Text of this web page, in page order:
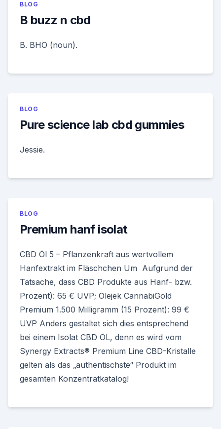
BLOG
B buzz n cbd
B. BHO (noun).
BLOG
Pure science lab cbd gummies
Jessie.
BLOG
Premium hanf isolat
CBD Öl 5 – Pflanzenkraft aus wertvollem
Hanfextrakt im Fläschchen Um Aufgrund der
Tatsache, dass CBD Produkte aus Hanf- bzw.
Prozent): 65 € UVP; Olejek CannabiGold
Premium 1.500 Milligramm (15 Prozent): 99 €
UVP Anders gestaltet sich dies entsprechend
bei einem Isolat CBD ÖL, denn es wird vom
Synergy Extracts® Premium Line CBD-Kristalle
gelten als das „authentischste“ Produkt im
gesamten Konzentratkatalog!